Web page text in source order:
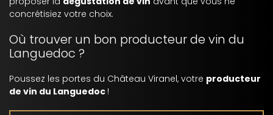
concrétisiez votre choix.
Où trouver un bon producteur de vin du
Languedoc ?
Poussez les portes du Château Viranel, votre producteur
de vin du Languedoc !